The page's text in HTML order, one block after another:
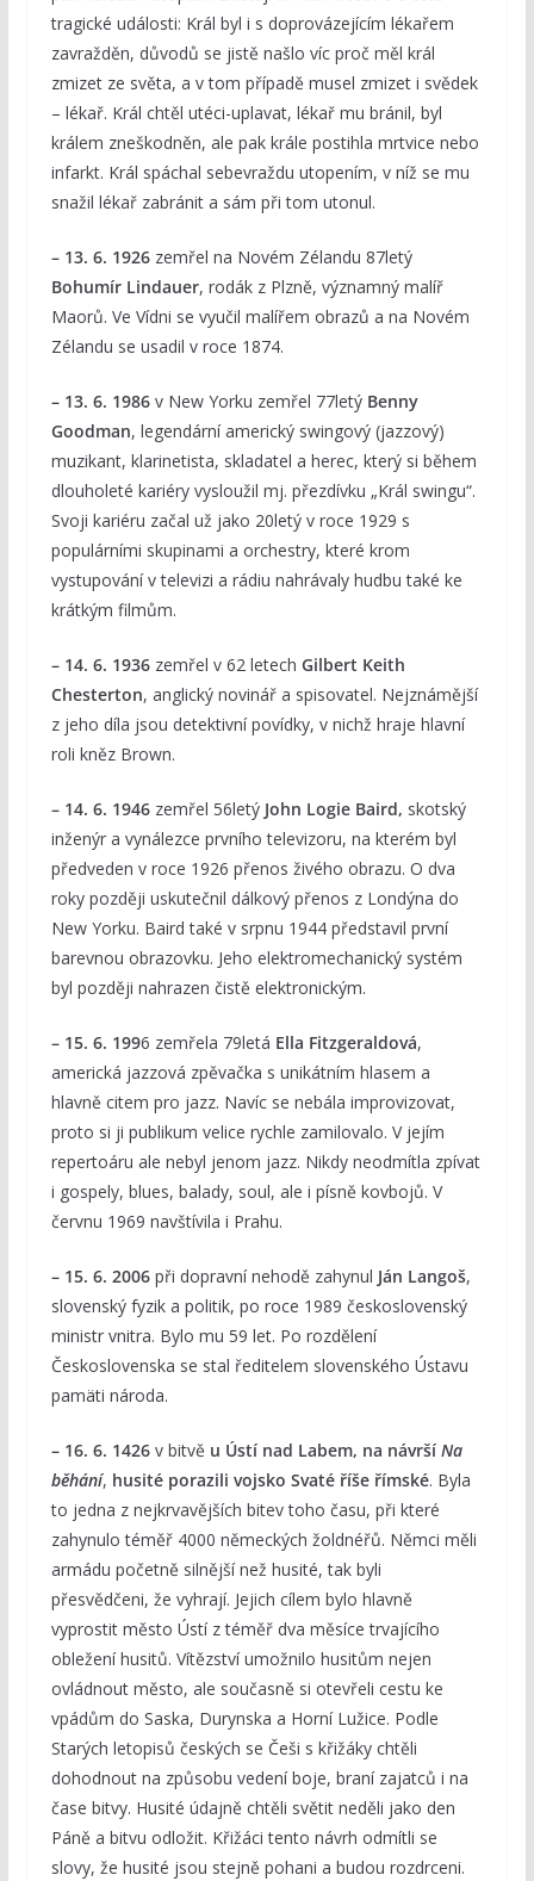
tragické události: Král byl i s doprovázejícím lékařem
zavražděn, důvodů se jistě našlo víc proč měl král
zmizet ze světa, a v tom případě musel zmizet i svědek
– lékař. Král chtěl utéci-uplavat, lékař mu bránil, byl
králem zneškodněn, ale pak krále postihla mrtvice nebo
infarkt. Král spáchal sebevraždu utopením, v níž se mu
snažil lékař zabránit a sám při tom utonul.
– 13. 6. 1926zemřel na Novém Zélandu 87letý
Bohumír Lindauer, rodák z Plzně, významný malíř
Maorů. Ve Vídni se vyučil malířem obrazů a na Novém
Zélandu se usadil v roce 1874.
– 13. 6. 1986v New Yorku zemřel 77letý Benny
Goodman, legendární americký swingový (jazzový)
muzikant, klarinetista, skladatel a herec, který si během
dlouholeté kariéry vysloužil mj. přezdívku „Král swingu“.
Svoji kariéru začal už jako 20letý v roce 1929 s
populárními skupinami a orchestry, které krom
vystupování v televizi a rádiu nahrávaly hudbu také ke
krátkým filmům.
– 14. 6. 1936zemřel v 62 letech Gilbert Keith
Chesterton, anglický novinář a spisovatel. Nejznámější
z jeho díla jsou detektivní povídky, v nichž hraje hlavní
roli kněz Brown.
– 14. 6. 1946zemřel 56letý John Logie Baird, skotský
inženýr a vynálezce prvního televizoru, na kterém byl
předveden v roce 1926 přenos živého obrazu. O dva
roky později uskutečnil dálkový přenos z Londýna do
New Yorku. Baird také v srpnu 1944 představil první
barevnou obrazovku. Jeho elektromechanický systém
byl později nahrazen čistě elektronickým.
– 15. 6. 1996 zemřela 79letá Ella Fitzgeraldová,
americká jazzová zpěvačka s unikátním hlasem a
hlavně citem pro jazz. Navíc se nebála improvizovat,
proto si ji publikum velice rychle zamilovalo. V jejím
repertoáru ale nebyl jenom jazz. Nikdy neodmítla zpívat
i gospely, blues, balady, soul, ale i písně kovbojů. V
červnu 1969 navštívila i Prahu.
– 15. 6. 2006při dopravní nehodě zahynul Ján Langoš,
slovenský fyzik a politik, po roce 1989 československý
ministr vnitra. Bylo mu 59 let. Po rozdělení
Československa se stal ředitelem slovenského Ústavu
pamäti národa.
– 16. 6. 1426v bitvě u Ústí nad Labem, na návrší Na
běhání, husité porazili vojsko Svaté říše římské. Byla
to jedna z nejkrvavějších bitev toho času, při které
zahynulo téměř 4000 německých žoldnéřů. Němci měli
armádu početně silnější než husité, tak byli
přesvědčeni, že vyhrají. Jejich cílem bylo hlavně
vyprostit město Ústí z téměř dva měsíce trvajícího
obležení husitů. Vítězství umožnilo husitům nejen
ovládnout město, ale současně si otevřeli cestu ke
vpádům do Saska, Durynska a Horní Lužice. Podle
Starých letopisů českých se Češi s křižáky chtěli
dohodnout na způsobu vedení boje, braní zajatců i na
čase bitvy. Husité údajně chtěli světit neděli jako den
Páně a bitvu odložit. Křižáci tento návrh odmítli se
slovy, že husité jsou stejně pohani a budou rozdrceni.